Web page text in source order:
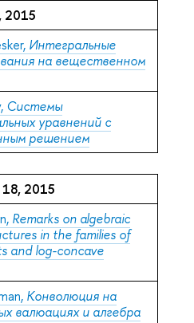
2015
Интегральные
на вещественном
Системы
уравнений с
решением
18, 2015
Remarks on algebraic
in the families of
and log-concave
Конволюция на
валюациях и алгебра